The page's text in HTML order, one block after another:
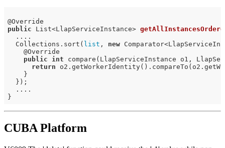
@
public List<LlapServiceInstance>
  ....
  Collections.sort(
list , new
    @Override
public
int compare(LlapServiceInstance o1,
return
    }
  });
  ....
CUBA Platform